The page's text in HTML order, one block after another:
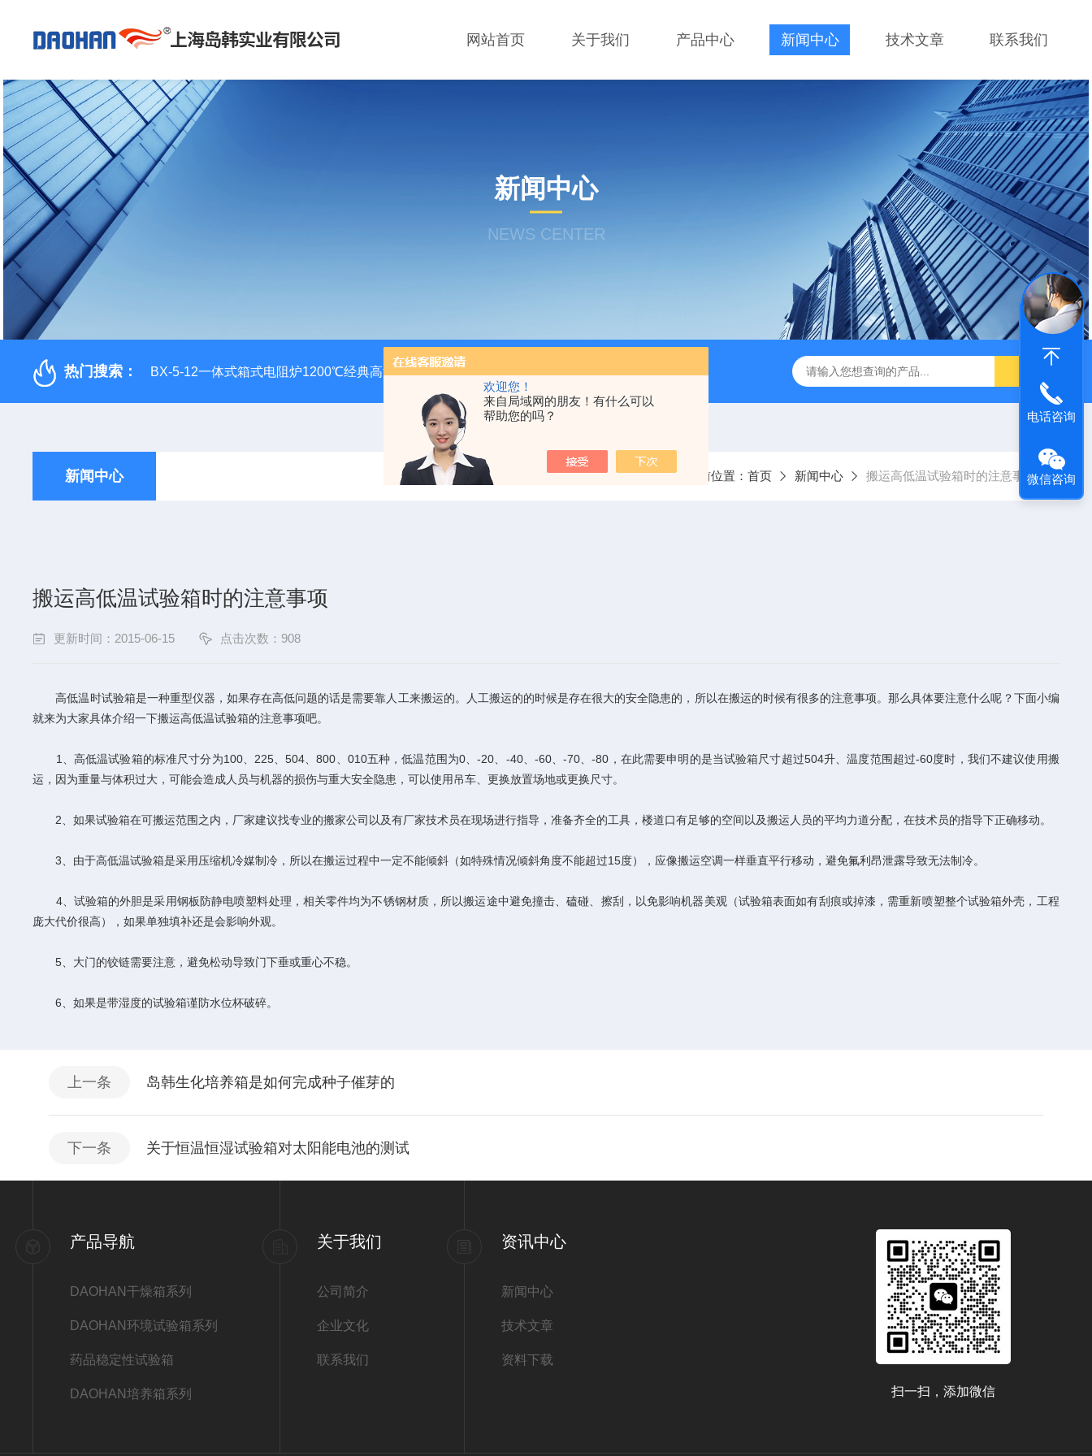
欢迎您！
来自局域网的朋友！有什么可以
帮助您的吗？
网站首页 关于我们 产品中心 新闻中心 技术文章 联系我们
新闻中心
NEWS CENTER
热门搜索： BX-5-12一体式箱式电阻炉1200℃经典高温马弗炉 BX-12-12H灰分含量测定马弗炉1200度电炉灰分测定仪 GDJ6010高低温交变试验箱daohan冷热交变测试箱
新闻中心 当前位置： 首页 新闻中心 搬运高低温试验箱时的注意事项
搬运高低温试验箱时的注意事项
更新时间：2015-06-15 点击次数：908
高低温时试验箱是一种重型仪器，如果存在高低问题的话是需要靠人工来搬运的。人工搬运的的时候是存在很大的安全隐患的，所以在搬运的时候有很多的注意事项。那么具体要注意什么呢？下面小编
就来为大家具体介绍一下搬运高低温试验箱的注意事项吧。
1、高低温试验箱的标准尺寸分为100、225、504、800、010五种，低温范围为0、-20、-40、-60、-70、-80，在此需要申明的是当试验箱尺寸超过504升、温度范围超过-60度时，我们不建议使用搬
运，因为重量与体积过大，可能会造成人员与机器的损伤与重大安全隐患，可以使用吊车、更换放置场地或更换尺寸。
2、如果试验箱在可搬运范围之内，厂家建议找专业的搬家公司以及有厂家技术员在现场进行指导，准备齐全的工具，楼道口有足够的空间以及搬运人员的平均力道分配，在技术员的指导下正确移动。
3、由于高低温试验箱是采用压缩机冷媒制冷，所以在搬运过程中一定不能倾斜（如特殊情况倾斜角度不能超过15度），应像搬运空调一样垂直平行移动，避免氟利昂泄露导致无法制冷。
4、试验箱的外胆是采用钢板防静电喷塑料处理，相关零件均为不锈钢材质，所以搬运途中避免撞击、磕碰、擦刮，以免影响机器美观（试验箱表面如有刮痕或掉漆，需重新喷塑整个试验箱外壳，工程
庞大代价很高），如果单独填补还是会影响外观。
5、大门的铰链需要注意，避免松动导致门下垂或重心不稳。
6、如果是带湿度的试验箱谨防水位杯破碎。
上一条 岛韩生化培养箱是如何完成种子催芽的
下一条 关于恒温恒湿试验箱对太阳能电池的测试
产品导航
DAOHAN干燥箱系列
DAOHAN环境试验箱系列
药品稳定性试验箱
DAOHAN培养箱系列
关于我们
公司简介
企业文化
联系我们
资讯中心
新闻中心
技术文章
资料下载
扫一扫，添加微信
电话咨询
微信咨询